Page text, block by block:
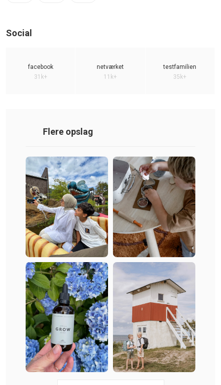
Social
facebook
31k+
netværket
11k+
testfamilien
35k+
Flere opslag